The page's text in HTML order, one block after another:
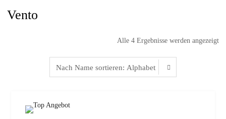
Vento
Alle 4 Ergebnisse werden angezeigt